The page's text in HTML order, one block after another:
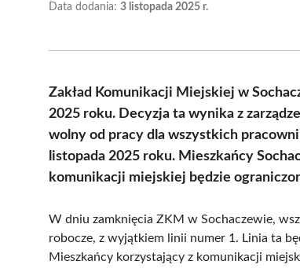
Data dodania: 3 listopada 2025 r.
Zakład Komunikacji Miejskiej w
2025 roku. Decyzja ta wynika z
wolny od pracy dla wszystkich
listopada 2025 roku. Mieszkańcy
komunikacji miejskiej będzie
W dniu zamknięcia ZKM w Sochaczewie,
robocze, z wyjątkiem linii numer 1. Linia ta
Mieszkańcy korzystający z komunikacji